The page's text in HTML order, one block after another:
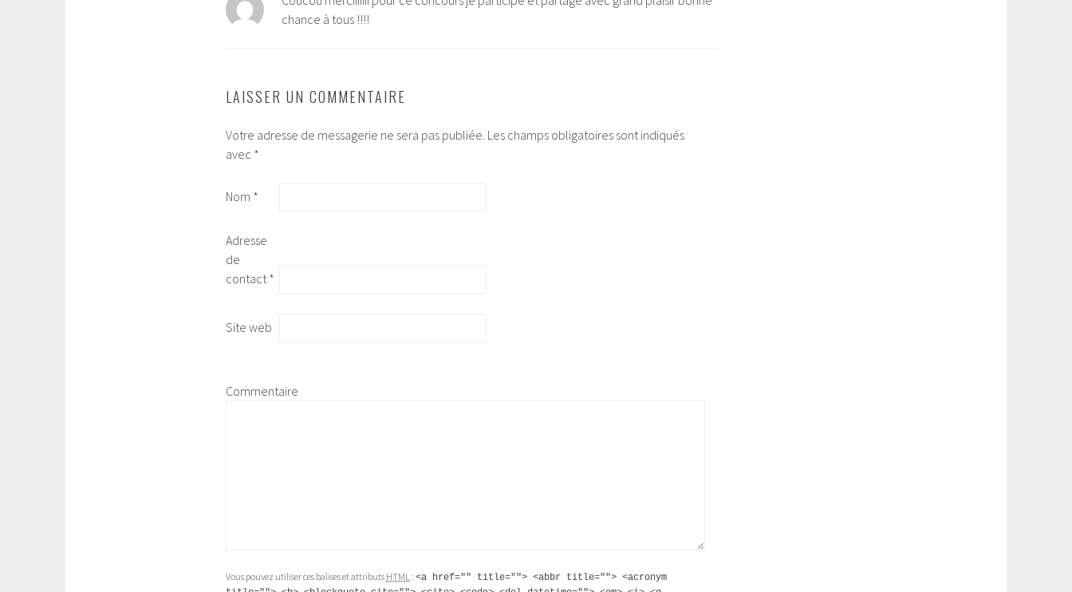
chance à tous !!!!
LAISSER UN COMMENTAIRE
Votre adresse de messagerie ne sera pas publiée. Les champs obligatoires sont indiqués
avec *
Nom *
Adresse
de
contact*
Site web
Commentaire
Vous pouvez utiliser ces balises et attributs HTML : <a href="" title=""> <abbr title=""> <acronym